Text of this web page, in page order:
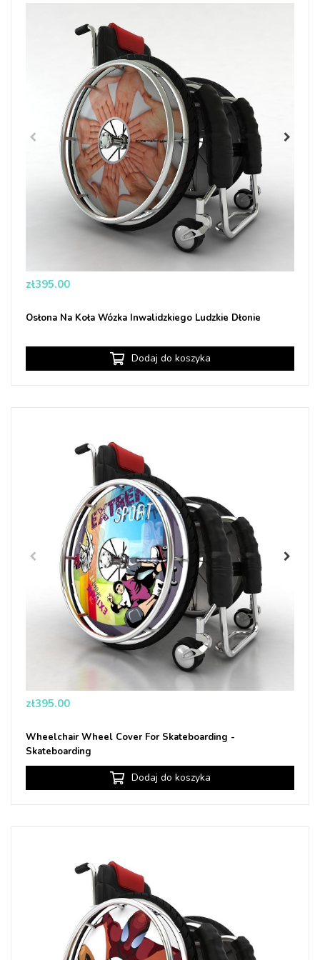
Price
zł395.00
Osłona Na Koła Wózka Inwalidzkiego Ludzkie Dłonie
Dodaj do koszyka
Price
zł395.00
Wheelchair Wheel Cover For Skateboarding -
Skateboarding
Dodaj do koszyka